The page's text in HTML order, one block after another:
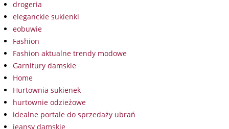
drogeria
eleganckie sukienki
eobuwie
Fashion
Fashion aktualne trendy modowe
Garnitury damskie
Home
Hurtownia sukienek
hurtownie odzieżowe
idealne portale do sprzedaży ubrań
jeansy damskie